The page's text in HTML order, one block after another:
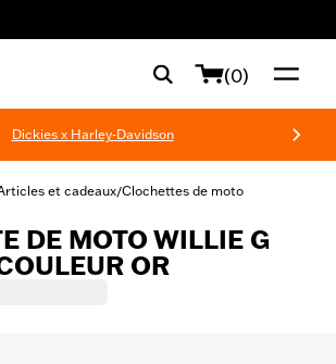
(0)
Dickies x Harley-Davidson
et cadeaux/Clochettes de moto
DE MOTO WILLIE G
OR